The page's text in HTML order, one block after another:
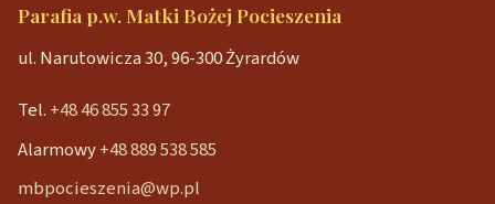
Parafia p.w. Matki Bożej Pocieszenia
ul. Narutowicza 30, 96-300 Żyrardów
Tel. +48 46 855 33 97
Alarmowy+48 889 538 585
mbpocieszenia@wp.pl